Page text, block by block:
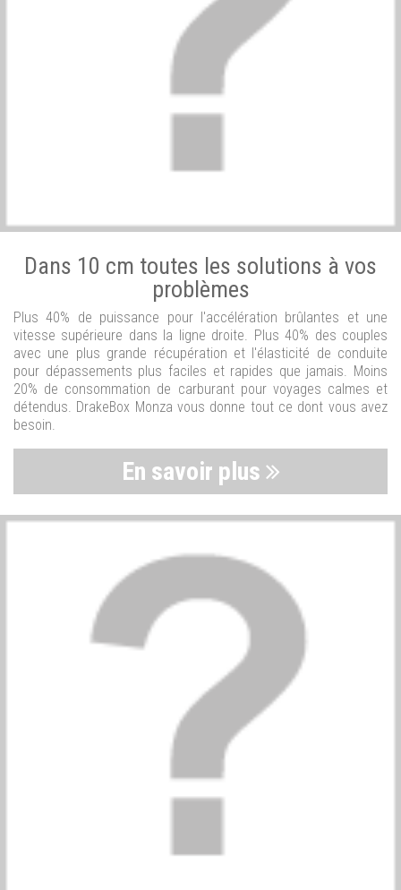
Dans 10 cm toutes les solutions à vos
problèmes
Plus 40% de puissance pour l'accélération brûlantes et une
vitesse supérieure dans la ligne droite. Plus 40% des couples
avec une plus grande récupération et l'élasticité de conduite
pour dépassements plus faciles et rapides que jamais. Moins
20% de consommation de carburant pour voyages calmes et
détendus. DrakeBox Monza vous donne tout ce dont vous avez
besoin.
En savoir plus